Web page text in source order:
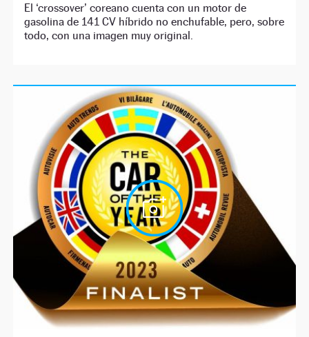
El ‘crossover’ coreano cuenta con un motor de
gasolina de 141 CV híbrido no enchufable, pero, sobre
todo, con una imagen muy original.